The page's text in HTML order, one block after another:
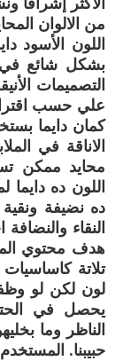
من الالوان
اللون الأسود
بشكل شائع في
التصميمات
علي حسب اقتران
كمان دايما
الاناقة في
محايد ممكن
اللون ده دايما
ده نضيفة
النقاء
هدف محتوي
تلاتة
لون لكن لو
يحصل في
الناظر وما
حبيبنا.